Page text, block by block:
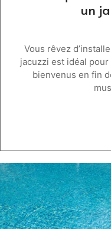
un
Vous rêvez
jacuzzi est idéal
bienvenus en fin